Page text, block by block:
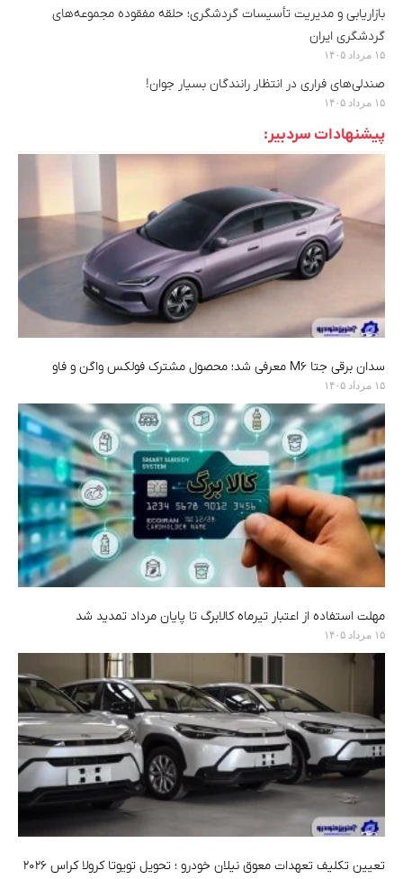
بازاریابی و مدیریت تأسیسات گردشگری؛ حلقه مفقوده مجموعه‌های
گردشگری ایران
۱۵ مرداد ۱۴۰۵
صندلی‌های فراری در انتظار رانندگان بسیار جوان!
۱۵ مرداد ۱۴۰۵
پیشنهادات سردبیر:
سدان برقی جتا M6 معرفی شد؛ محصول مشترک فولکس واگن و فاو
۱۵ مرداد ۱۴۰۵
مهلت استفاده از اعتبار تیرماه کالابرگ تا پایان مرداد تمدید شد
۱۵ مرداد ۱۴۰۵
تعیین تکلیف تعهدات معوق نیلان خودرو ؛ تحویل تویوتا کرولا کراس ۲۰۲۶